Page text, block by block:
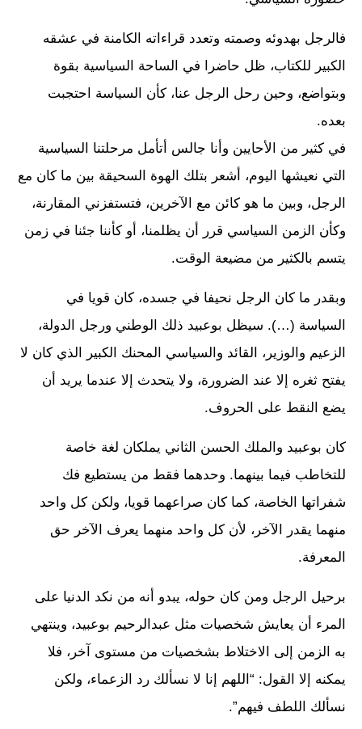
فالرجل بهدوئه وصمته وتعدد قراءاته الكامنة في عشقه
الكبير للكتاب، ظل حاضرا في الساحة السياسية بقوة
وبتواضع، وحين رحل الرجل عنا، كأن السياسة احتجبت
بعده.
في كثير من الأحايين وأنا جالس أتأمل مرحلتنا السياسية
التي نعيشها اليوم، أشعر بتلك الهوة السحيقة بين ما كان مع
الرجل، وبين ما هو كائن مع الآخرين، فتستفزني المقارنة،
وكأن الزمن السياسي قرر أن يظلمنا، أو كأننا جئنا في زمن
يتسم بالكثير من مضيعة الوقت.
وبقدر ما كان الرجل نحيفا في جسده، كان قويا في
السياسة (…). سيظل بوعبيد ذلك الوطني ورجل الدولة،
الزعيم والوزير، القائد والسياسي المحنك الكبير الذي كان لا
يفتح ثغره إلا عند الضرورة، ولا يتحدث إلا عندما يريد أن
يضع النقط على الحروف.
كان بوعبيد والملك الحسن الثاني يملكان لغة خاصة
للتخاطب فيما بينهما. وحدهما فقط من يستطيع فك
شفراتها الخاصة، كما كان صراعهما قويا، ولكن كل واحد
منهما يقدر الآخر، لأن كل واحد منهما يعرف الآخر حق
المعرفة.
برحيل الرجل ومن كان حوله، يبدو أنه من نكد الدنيا على
المرء أن يعايش شخصيات مثل عبدالرحيم بوعبيد، وينتهي
به الزمن إلى الاختلاط بشخصيات من مستوى آخر، فلا
يمكنه إلا القول: “اللهم إنا لا نسألك رد الزعماء، ولكن
نسألك اللطف فيهم”.